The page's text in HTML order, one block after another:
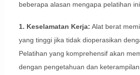
beberapa alasan mengapa pelatihan
1. Keselamatan Kerja: Alat berat
yang tinggi jika tidak dioperasikan
Pelatihan yang komprehensif akan
dengan pengetahuan dan